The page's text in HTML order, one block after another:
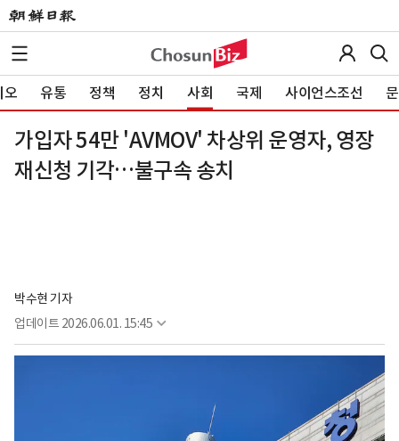
오 유통 정책 정치 사회 국제 사이언스조선
가입자 54만 'AVMOV' 차상위 운영자, 영장
재신청 기각…불구속 송치
박수현 기자
업데이트 2026.06.01. 15:45